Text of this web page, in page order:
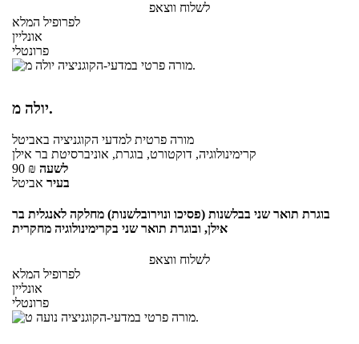
לשלוח ווצאפ
לפרופיל המלא
אונליין
פרונטלי
יולה מ.
מורה פרטית למדעי הקוגניציה באביטל
קרימינולוגיה, דוקטורט, בוגרת, אוניברסיטת בר אילן
90 ₪ לשעה
בעיר אביטל
בוגרת תואר שני בבלשנות (פסיכו ונוירובלשנות) מחלקה לאנגלית בר
אילן, ובוגרת תואר שני בקרימינולוגיה מחקרית
לשלוח ווצאפ
לפרופיל המלא
אונליין
פרונטלי